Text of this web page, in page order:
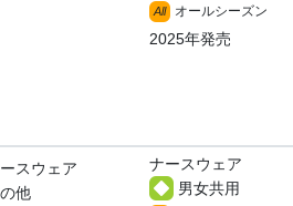
All オールシーズン
2025年発売
スウェア
他
ナースウェア
男女共用